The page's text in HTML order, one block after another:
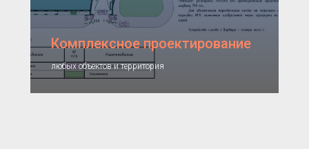
Комплексное проектирование
любых объектов и территория